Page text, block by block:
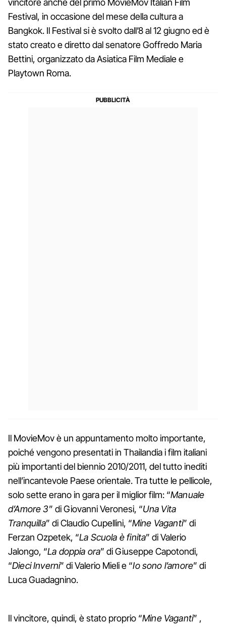
vincitore anche del primo MovieMov Italian Film
Festival, in occasione del mese della cultura a
Bangkok. Il Festival si è svolto dall’8 al 12 giugno ed è
stato creato e diretto dal senatore Goffredo Maria
Bettini, organizzato da Asiatica Film Mediale e
Playtown Roma.
Il MovieMov è un appuntamento molto importante,
poiché vengono presentati in Thailandia i film italiani
più importanti del biennio 2010/2011, del tutto inediti
nell’incantevole Paese orientale. Tra tutte le pellicole,
solo sette erano in gara per il miglior film: “Manuale
d’Amore 3” di Giovanni Veronesi, “Una Vita
Tranquilla” di Claudio Cupellini, “Mine Vaganti” di
Ferzan Ozpetek, “La Scuola è finita” di Valerio
Jalongo, “La doppia ora” di Giuseppe Capotondi,
“Dieci Inverni” di Valerio Mieli e “Io sono l’amore” di
Luca Guadagnino.
Il vincitore, quindi, è stato proprio “Mine Vaganti” ,